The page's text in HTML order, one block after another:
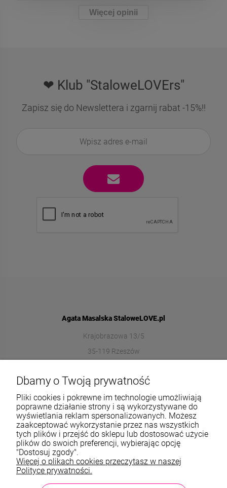
Więcej opinii
❤ Klub "StaloweLOVErs"
Zapisz się do Newslettera i zgarnij rabat -15%!!
Agata Masalska StaloweLOVE.pl
Krajobrazowa 13/5
35-119 Rzeszów
572989669
Informacje
O nas
TWOJE KONTO
Sklep: StaloweLOVE, Krajobrazowa 13/5, 35-119 Rzeszów, woj.
podkarpackie, NIP: 8133612433, tel.:572 989 669
Dbamy o Twoją prywatność
Pliki cookies i pokrewne im technologie umożliwiają
poprawne działanie strony i są wykorzystywane do
wyświetlania reklam spersonalizowanych. Możesz
zaakceptować wykorzystanie przez nas wszystkich
tych plików i przejść do sklepu lub dostosować użycie
plików do swoich preferencji, wybierając opcję
"Dostosuj zgody".
Więcej o plikach cookies przeczytasz w naszej
Polityce prywatności.